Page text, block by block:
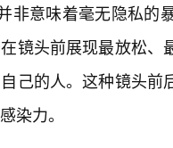
非意味着毫无隐私
镜头前展现最放松
己的人。这种镜头
染力。